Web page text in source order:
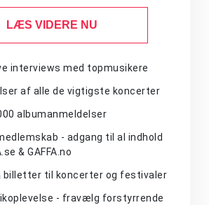
LÆS VIDERE NU
interviews med topmusikere
af alle de vigtigste koncerter
albumanmeldelser
- adgang til al indhold
& GAFFA.no
billetter til koncerter og festivaler
- fravælg forstyrrende